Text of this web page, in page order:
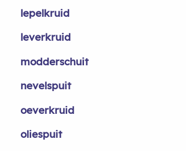
lepelkruid
leverkruid
modderschuit
nevelspuit
oeverkruid
oliespuit